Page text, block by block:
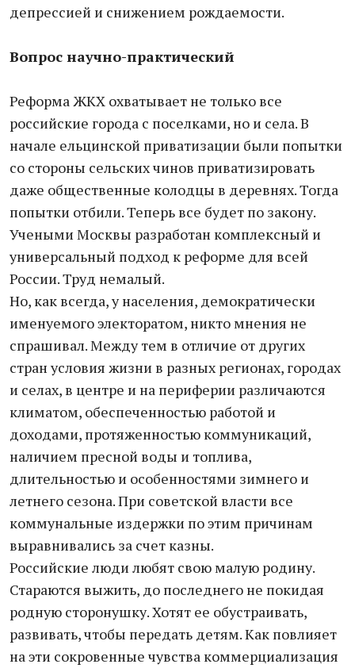
депрессией и снижением рождаемости.
Вопрос научно-практический
Реформа ЖКХ охватывает не только все
российские города с поселками, но и села. В
начале ельцинской приватизации были попытки
со стороны сельских чинов приватизировать
даже общественные колодцы в деревнях. Тогда
попытки отбили. Теперь все будет по закону.
Учеными Москвы разработан комплексный и
универсальный подход к реформе для всей
России. Труд немалый.
Но, как всегда, у населения, демократически
именуемого электоратом, никто мнения не
спрашивал. Между тем в отличие от других
стран условия жизни в разных регионах, городах
и селах, в центре и на периферии различаются
климатом, обеспеченностью работой и
доходами, протяженностью коммуникаций,
наличием пресной воды и топлива,
длительностью и особенностями зимнего и
летнего сезона. При советской власти все
коммунальные издержки по этим причинам
выравнивались за счет казны.
Российские люди любят свою малую родину.
Стараются выжить, до последнего не покидая
родную сторонушку. Хотят ее обустраивать,
развивать, чтобы передать детям. Как повлияет
на эти сокровенные чувства коммерциализация